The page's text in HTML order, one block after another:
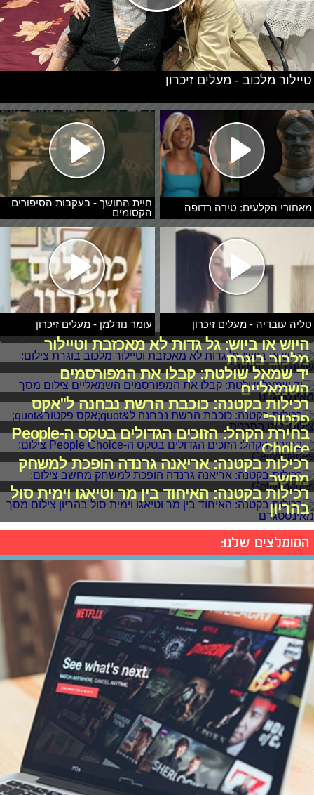
מאחורי הקלעים: טירה רדופה
חיית החושך - בעקבות הסיפורים
הקסומים
טליה עובדיה - מעלים זיכרון עומר נודלמן - מעלים זיכרון
טיילור מלכוב - מעלים זיכרון
היוש או ביוש: גל גדות לא מאכזבת וטיילור
מלכוב בוגרת
יד שמאל שולטת: קבלו את המפורסמים
השמאליים
רכילות בקטנה: כוכבת הרשת נבחנה ל"אקס
פקטור"
בחירת הקהל: הזוכים הגדולים בטקס ה-People
Choice
רכילות בקטנה: אריאנה גרנדה הופכת למשחק
מחשב
רכילות בקטנה: האיחוד בין מר וטיאגו וימית סול
בהריון
המומלצים שלנו: